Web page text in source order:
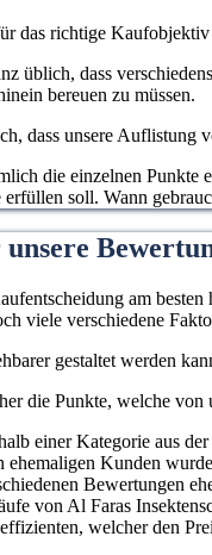
das richtige Kaufobjektiv
üblich, dass
bereuen zu müssen.
dass unsere
die einzelnen Punkte
erfüllen soll. Wann
am
viele verschiedene
gestaltet werden
die Punkte, welche
einer Kategorie aus
Kunden
Bewertungen
von Al Faras
welcher den